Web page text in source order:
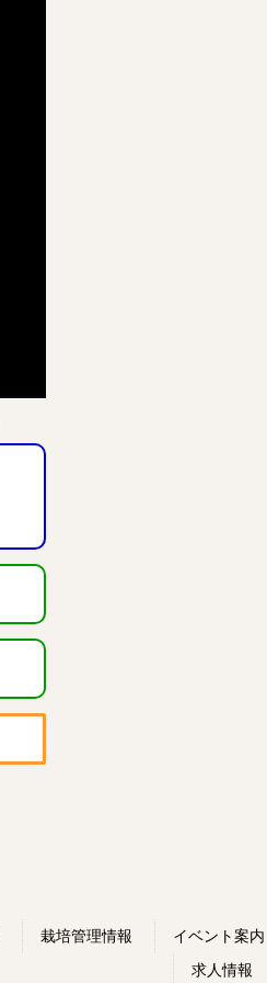
栽培管理情報 イベント案内
求人情報